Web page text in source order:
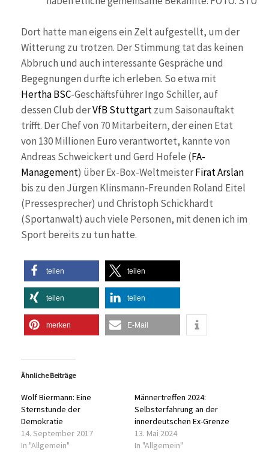
Dort hatte man eigens ein Zelt aufgestellt, um der
Witterung zu trotzen. Der Stimmung tat das keinen
Abbruch und auch interessante Gespräche und
Begegnungen durfte ich erleben. So etwa mit
Hertha BSC-Geschäftsführer Ingo Schiller, auf
dessen Club derVfB Stuttgartzum Saisonauftakt
trifft. Der Chef von 70 Mitarbeitern, der einen Etat
von 130 Millionen Euro verantwortet, kannte von
Andreas Schweickert und Gerd Hofele (FA-
Management) über Ex-Box-WeltmeisterFirat Arslan
bis zu den Jürgen Klinsmann-Freunden Roland Eitel
(Pressesprecher) und Christoph Schickhardt
(Sportanwalt) auch viele Personen, mit denen ich im
Sport bereits zu tun hatte.
teilen teilen
teilen teilen
merken E-Mail
Ähnliche Beiträge
Wolf Biermann: Eine
Sternstunde der
Demokratie
14. September 2017
In "Allgemein"
Männertreffen 2024:
Selbsterfahrung an der
innerdeutschen Ex-Grenze
13. Mai 2024
In "Allgemein"